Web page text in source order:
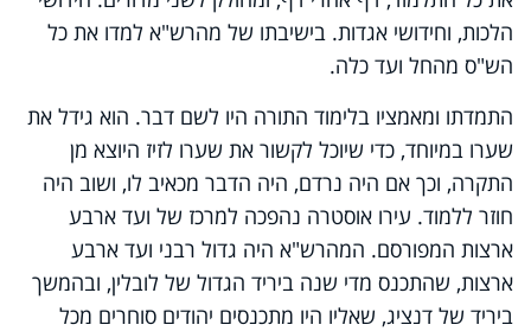
הלכות, וחידושי אגדות. בישיבתו של מהרש"א למדו את כל
הש"ס מהחל ועד כלה.
התמדתו ומאמציו בלימוד התורה היו לשם דבר. הוא גידל את
שערו במיוחד, כדי שיוכל לקשור את שערו לזיז היוצא מן
התקרה, וכך אם היה נרדם, היה הדבר מכאיב לו, ושוב היה
חוזר ללמוד. עירו אוסטרה נהפכה למרכז של ועד ארבע
ארצות המפורסם. המהרש"א היה גדול רבני ועד ארבע
ארצות, שהתכנס מדי שנה ביריד הגדול של לובלין, ובהמשך
ביריד של דנציג, שאליו היו מתכנסים יהודים סוחרים מכל